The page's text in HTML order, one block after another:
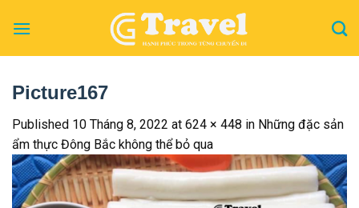
Picture167
Published 10 Tháng 8, 2022 at 624 × 448 in Những đặc sản
ẩm thực Đông Bắc không thể bỏ qua